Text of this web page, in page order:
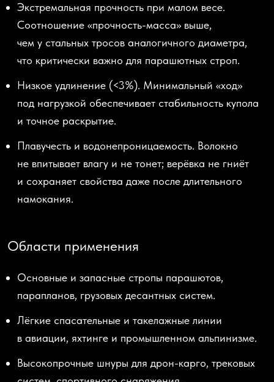
Экстремальная прочность при малом весе.
Соотношение «прочность-масса» выше,
чем у стальных тросов аналогичного диаметра,
что критически важно для парашютных строп.
Низкое удлинение (<3%). Минимальный «ход»
под нагрузкой обеспечивает стабильность купола
и точное раскрытие.
Плавучесть и водонепроницаемость. Волокно
не впитывает влагу и не тонет; верёвка не гниёт
и сохраняет свойства даже после длительного
намокания.
Области применения
Основные и запасные стропы парашютов,
парапланов, грузовых десантных систем.
Лёгкие спасательные и такелажные линии
в авиации, яхтинге и промышленном альпинизме.
Высокопрочные шнуры для дрон-карго, трековых